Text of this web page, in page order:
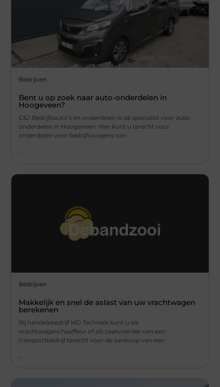
Bedrijven
Bent u op zoek naar auto-onderdelen in
Hoogeveen?
C&J Bedrijfsauto’s en onderdelen is dé specialist voor auto-
onderdelen in Hoogeveen. Hier kunt u terecht voor
onderdelen voor bedrijfswagens van
Bedrijven
Makkelijk en snel de aslast van uw vrachtwagen
berekenen
Bij handelsbedrijf MD Techniek kunt u als
vrachtwagenchauffeur of als zaakvoerder van een
transportbedrijf terecht voor de aankoop van een